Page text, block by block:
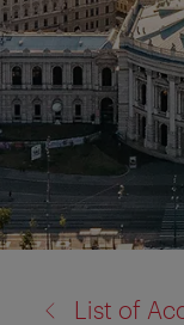
a:
List of